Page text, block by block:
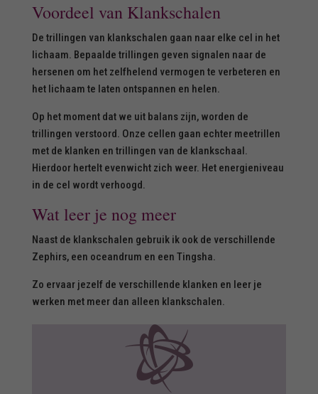
Voordeel van Klankschalen
De trillingen van klankschalen gaan naar elke cel in het
lichaam. Bepaalde trillingen geven signalen naar de
hersenen om het zelfhelend vermogen te verbeteren en
het lichaam te laten ontspannen en helen.
Op het moment dat we uit balans zijn, worden de
trillingen verstoord. Onze cellen gaan echter meetrillen
met de klanken en trillingen van de klankschaal.
Hierdoor hertelt evenwicht zich weer. Het energieniveau
in de cel wordt verhoogd.
Wat leer je nog meer
Naast de klankschalen gebruik ik ook de verschillende
Zephirs, een oceandrum en een Tingsha.
Zo ervaar jezelf de verschillende klanken en leer je
werken met meer dan alleen klankschalen.
